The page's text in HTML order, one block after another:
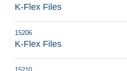
K-Flex Files
15206
K-Flex Files